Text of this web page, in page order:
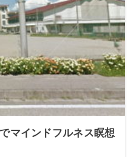
マインドフルネス瞑想